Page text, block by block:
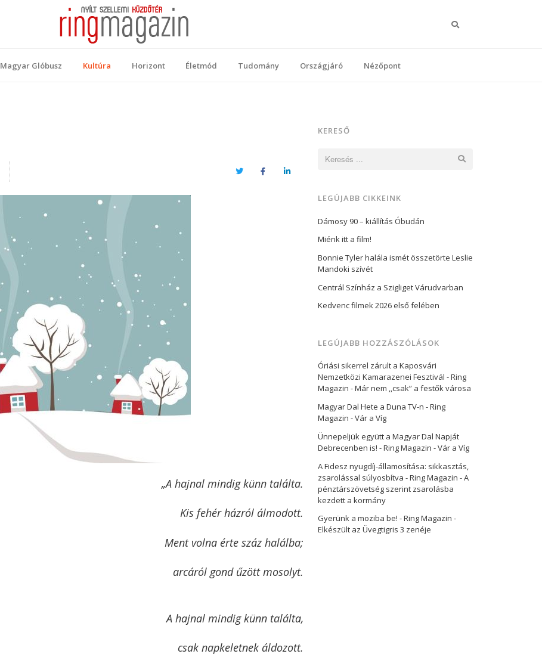
Magyar Glóbusz Kultúra Horizont Életmód Tudomány Országjáró Nézőpont
TwitterFacebookLinkedIn
„A hajnal mindig künn találta.
Kis fehér házról álmodott.
Ment volna érte száz halálba;
arcáról gond űzött mosolyt.
A hajnal mindig künn találta,
csak napkeletnek áldozott.
KERESŐ
LEGÚJABB CIKKEINK
Dámosy 90 – kiállítás Óbudán
Miénk itt a film!
Bonnie Tyler halála ismét összetörte Leslie
Mandoki szívét
Centrál Színház a Szigliget Várudvarban
Kedvenc filmek 2026 első felében
LEGÚJABB HOZZÁSZÓLÁSOK
Óriási sikerrel zárult a Kaposvári
Nemzetközi Kamarazenei Fesztivál - Ring
Magazin -Már nem ,,csak” a festők városa
Magyar Dal Hete a Duna TV-n - Ring
Magazin -Vár a Víg
Ünnepeljük együtt a Magyar Dal Napját
Debrecenben is! - Ring Magazin -Vár a Víg
A Fidesz nyugdíj-államosítása: sikkasztás,
zsarolással súlyosbítva - Ring Magazin -A
pénztárszövetség szerint zsarolásba
kezdett a kormány
Gyerünk a moziba be! - Ring Magazin -
Elkészült az Üvegtigris 3 zenéje